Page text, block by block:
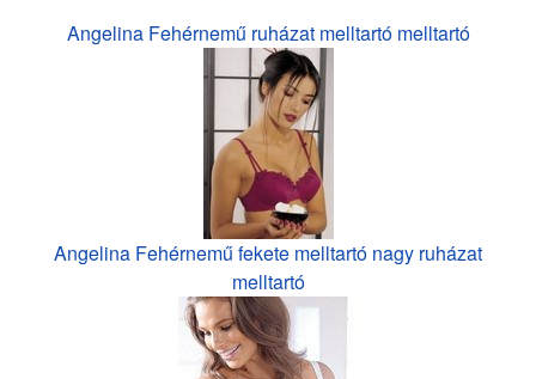
Angelina Fehérnemű ruházat melltartó melltartó
Angelina Fehérnemű fekete melltartó nagy ruházat
melltartó